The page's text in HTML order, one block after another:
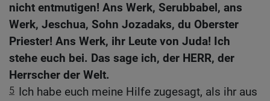
nicht entmutigen! Ans Werk, Serubbabel, ans
Werk, Jeschua, Sohn Jozadaks, du Oberster
Priester! Ans Werk, ihr Leute von Juda! Ich
stehe euch bei. Das sage ich, der HERR, der
Herrscher der Welt.
5 Ich habe euch meine Hilfe zugesagt, als ihr aus